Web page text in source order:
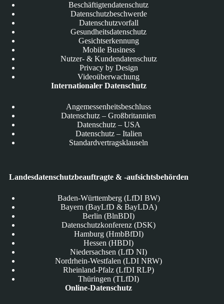
Beschäftigtendatenschutz
Datenschutzbeschwerde
Datenschutzvorfall
Gesundheitsdatenschutz
Gesichtserkennung
Mobile Business
Nutzer- & Kundendatenschutz
Privacy by Design
Videoüberwachung
Internationaler Datenschutz
Angemessenheitsbeschluss
Datenschutz – Großbritannien
Datenschutz – USA
Datenschutz – Italien
Standardvertragsklauseln
Landesdatenschutzbeauftragte & -aufsichtsbehörden
Baden-Württemberg (LfDI BW)
Bayern (BayLfD & BayLDA)
Berlin (BlnBDI)
Datenschutzkonferenz (DSK)
Hamburg (HmbBfDI)
Hessen (HBDI)
Niedersachsen (LfD NI)
Nordrhein-Westfalen (LDI NRW)
Rheinland-Pfalz (LfDI RLP)
Thüringen (TLfDI)
Online-Datenschutz